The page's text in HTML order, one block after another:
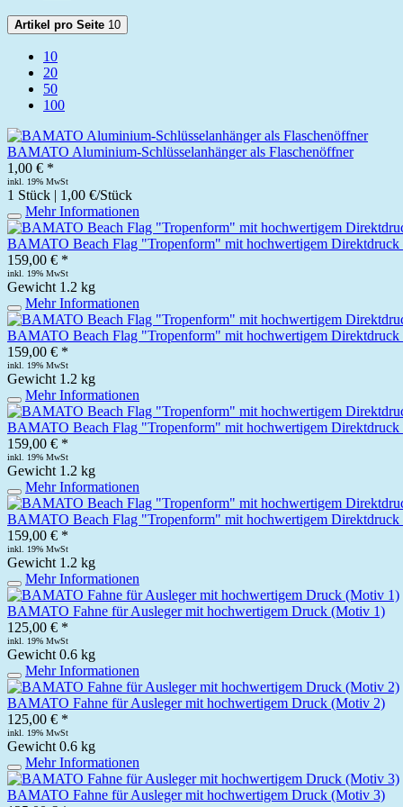
Artikel pro Seite 10
10
20
50
100
BAMATO Aluminium-Schlüsselanhänger als Flaschenöffner
1,00 € *
inkl. 19% MwSt
1 Stück | 1,00 €/Stück
Mehr Informationen
BAMATO Beach Flag "Tropenform" mit hochwertigem
159,00 € *
inkl. 19% MwSt
Gewicht 1.2 kg
Mehr Informationen
BAMATO Beach Flag "Tropenform" mit hochwertigem
159,00 € *
inkl. 19% MwSt
Gewicht 1.2 kg
Mehr Informationen
BAMATO Beach Flag "Tropenform" mit hochwertigem
159,00 € *
inkl. 19% MwSt
Gewicht 1.2 kg
Mehr Informationen
BAMATO Beach Flag "Tropenform" mit hochwertigem
159,00 € *
inkl. 19% MwSt
Gewicht 1.2 kg
Mehr Informationen
BAMATO Fahne für Ausleger mit hochwertigem Druck (Motiv 1)
125,00 € *
inkl. 19% MwSt
Gewicht 0.6 kg
Mehr Informationen
BAMATO Fahne für Ausleger mit hochwertigem Druck (Motiv 2)
125,00 € *
inkl. 19% MwSt
Gewicht 0.6 kg
Mehr Informationen
BAMATO Fahne für Ausleger mit hochwertigem Druck (Motiv 3)